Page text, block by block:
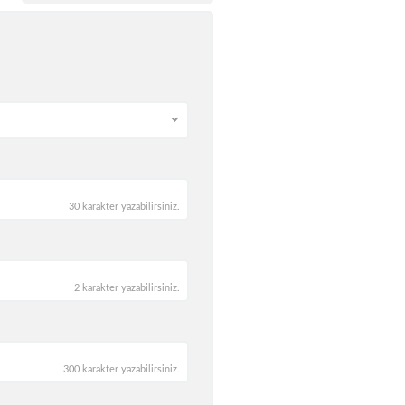
30 karakter yazabilirsiniz.
2 karakter yazabilirsiniz.
300 karakter yazabilirsiniz.